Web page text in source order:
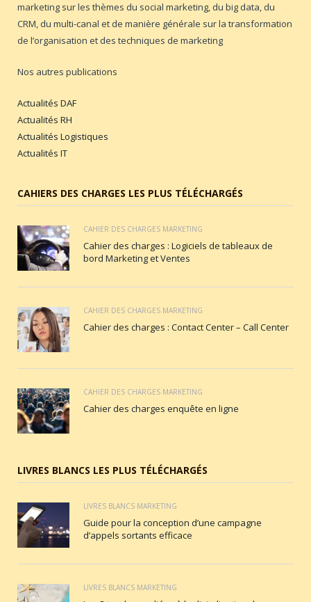
marketing sur les thèmes du social marketing, du big data, du
CRM, du multi-canal et de manière générale sur la transformation
de l’organisation et des techniques de marketing
Nos autres publications
Actualités DAF
Actualités RH
Actualités Logistiques
Actualités IT
CAHIERS DES CHARGES LES PLUS TÉLÉCHARGÉS
CAHIER DES CHARGES MARKETING
Cahier des charges : Logiciels de tableaux de
bord Marketing et Ventes
CAHIER DES CHARGES MARKETING
Cahier des charges : Contact Center – Call Center
CAHIER DES CHARGES MARKETING
Cahier des charges enquête en ligne
LIVRES BLANCS LES PLUS TÉLÉCHARGÉS
LIVRES BLANCS MARKETING
Guide pour la conception d’une campagne
d’appels sortants efficace
LIVRES BLANCS MARKETING